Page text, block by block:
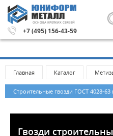
ОСНОВА КРЕПКИХ СВЯЗЕЙ
+7 (495) 156-43-59
5000 рублей.Метизы и
Главная Каталог
Строительные гвозди ГОСТ 4028-63
Гвозди